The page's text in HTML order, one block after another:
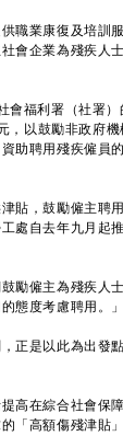
業康復及培訓
會企業為殘疾人
福利署（社署）
以鼓勵非政府
助聘用殘疾僱員
，鼓勵僱主聘
處自去年九月起
僱主為殘疾人
態度考慮聘用。」
是以此為出發
在綜合社會保
「高額傷殘津貼